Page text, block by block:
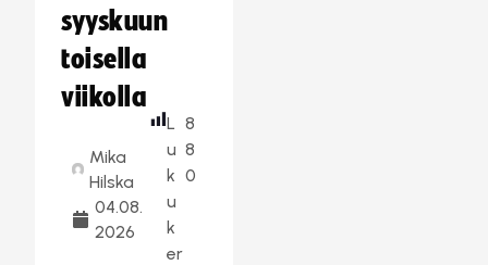
syyskuun
toisella
viikolla
Mika
Hilska
04.08.
2026
L
u
k
u
k
er
8
8
0